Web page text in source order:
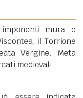
mura e
il Torrione
Vergine. Meta
medievali.